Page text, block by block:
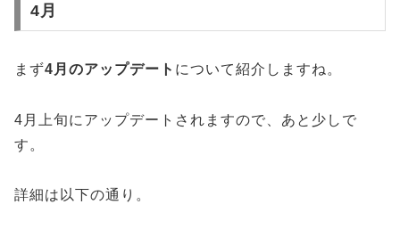
4月
まず4月のアップデート について紹介しますね。
4月上旬にアップデートされますので、あと少しで
す。
詳細は以下の通り。